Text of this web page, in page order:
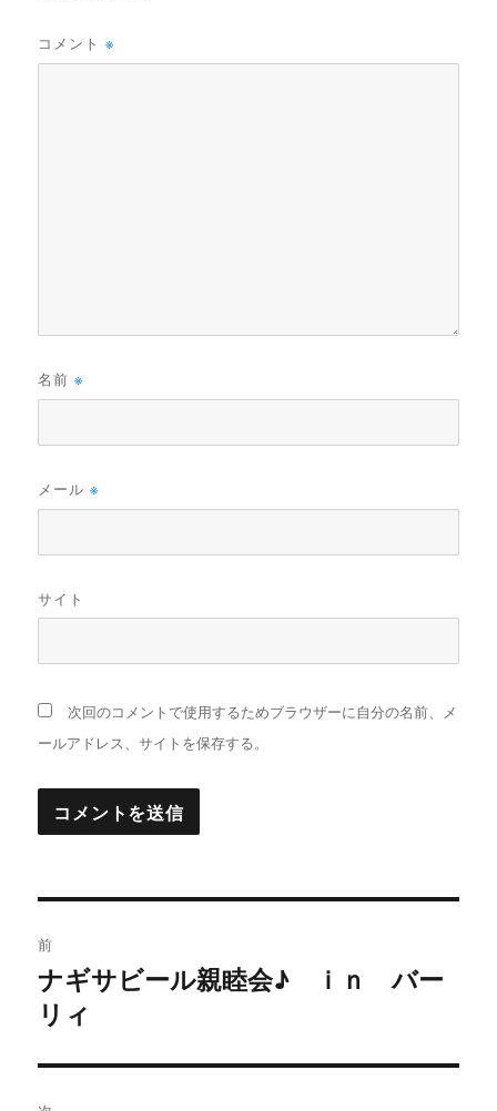
コメント※
名前※
メール※
サイト
次回のコメントで使用するためブラウザーに自分の名前、メ
ールアドレス、サイトを保存する。
稿
ナ
ビ
前
過
去
投
稿:
ナギサビール親睦会♪ ｉｎ バー
リィ